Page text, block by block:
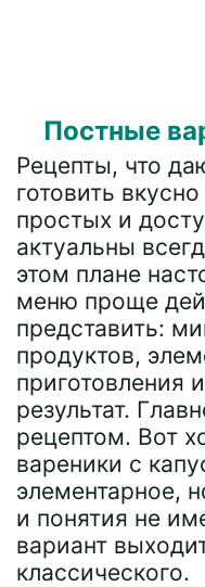
Постные
Рецепты, что
готовить
простых и
актуальны
этом плане
меню проще
представить:
продуктов,
приготовления
результат.
рецептом. Вот
вареники с
элементарное,
и понятия не
вариант
классического.